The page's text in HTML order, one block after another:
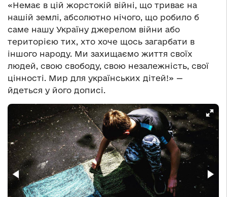
«Немає в цій жорстокій війні, що триває на
нашій землі, абсолютно нічого, що робило б
саме нашу Україну джерелом війни або
територією тих, хто хоче щось загарбати в
іншого народу. Ми захищаємо життя своїх
людей, свою свободу, свою незалежність, свої
цінності. Мир для українських дітей!» —
йдеться у його дописі.